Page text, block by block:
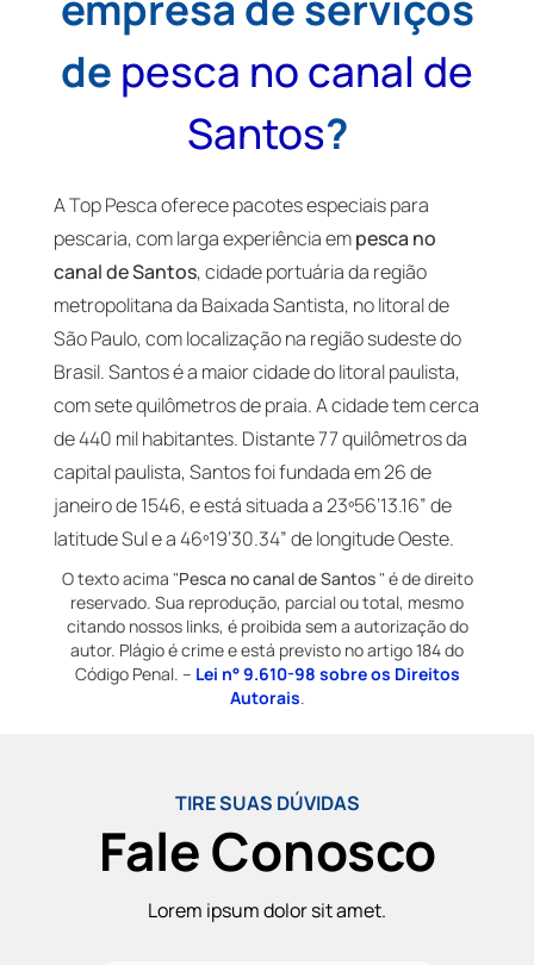
de pesca no canal de
Santos?
A Top Pesca oferece pacotes especiais para
pescaria, com larga experiência empesca no
canal de Santos, cidade portuária da região
metropolitana da Baixada Santista, no litoral de
São Paulo, com localização na região sudeste do
Brasil. Santos é a maior cidade do litoral paulista,
com sete quilômetros de praia. A cidade tem cerca
de 440 mil habitantes. Distante 77 quilômetros da
capital paulista, Santos foi fundada em 26 de
janeiro de 1546, e está situada a 23º56’13.16” de
latitude Sul e a 46º19’30.34” de longitude Oeste.
O texto acima "Pesca no canal de Santos" é de direito
reservado. Sua reprodução, parcial ou total, mesmo
citando nossos links, é proibida sem a autorização do
autor. Plágio é crime e está previsto no artigo 184 do
Código Penal. – Lei n° 9.610-98 sobre os Direitos
Autorais.
TIRE SUAS DÚVIDAS
Fale Conosco
Lorem ipsum dolor sit amet.